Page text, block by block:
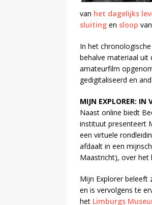
van het dagelijks
sluiting en sloop
In het
behalve materiaal uit
amateurfilm
gedigitaliseerd en
MIJN EXPLORER: IN
Naast online biedt
instituut presenteert
een virtuele
afdaalt in een
Maastricht), over het
Mijn Explorer beleeft
en is vervolgens te
het Limburgs